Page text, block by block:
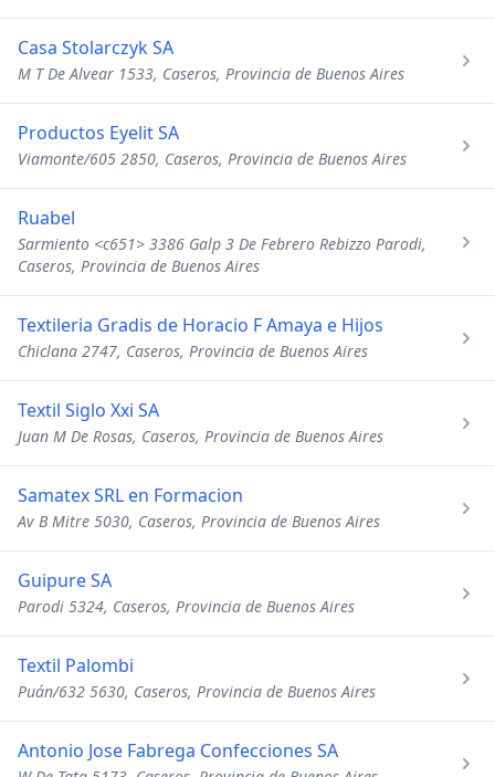
Casa Stolarczyk SA
M T De Alvear 1533, Caseros, Provincia de Buenos Aires
Productos Eyelit SA
Viamonte/605 2850, Caseros, Provincia de Buenos Aires
Ruabel
Sarmiento <c651> 3386 Galp 3 De Febrero Rebizzo Parodi,
Caseros, Provincia de Buenos Aires
Textileria Gradis de Horacio F Amaya e Hijos
Chiclana 2747, Caseros, Provincia de Buenos Aires
Textil Siglo Xxi SA
Juan M De Rosas, Caseros, Provincia de Buenos Aires
Samatex SRL en Formacion
Av B Mitre 5030, Caseros, Provincia de Buenos Aires
Guipure SA
Parodi 5324, Caseros, Provincia de Buenos Aires
Textil Palombi
Puán/632 5630, Caseros, Provincia de Buenos Aires
Antonio Jose Fabrega Confecciones SA